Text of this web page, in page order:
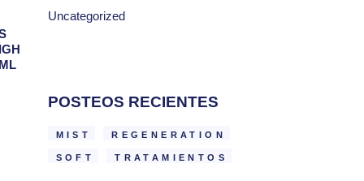
Uncategorized
POSTEOS RECIENTES
MIST REGENERATION
SOFT TRATAMIENTOS